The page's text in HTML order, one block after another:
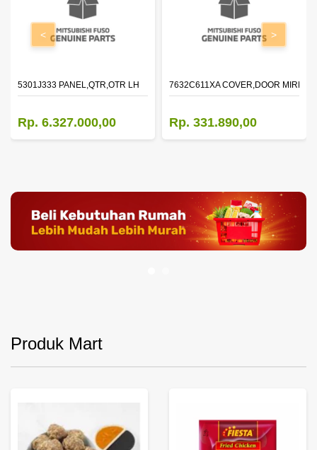
5301J333 PANEL,QTR,OTR LH
Rp. 6.327.000,00
7632C611XA COVER,DOOR
Rp. 331.890,00
< >
Produk Mart